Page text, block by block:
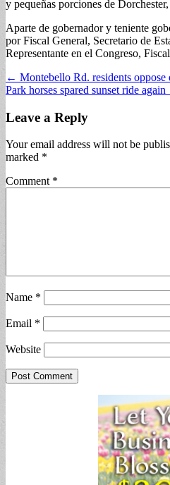
y pequeñas porciones de
Aparte de gobernador y teniente
por Fiscal General, Secretario de
Representante en el Congreso,
Post
navigation
← Montebello Rd. residents oppose
Park horses spared sunset ride
Leave a Reply
Your email address will not be
marked *
Comment *
Name *
Email *
Website